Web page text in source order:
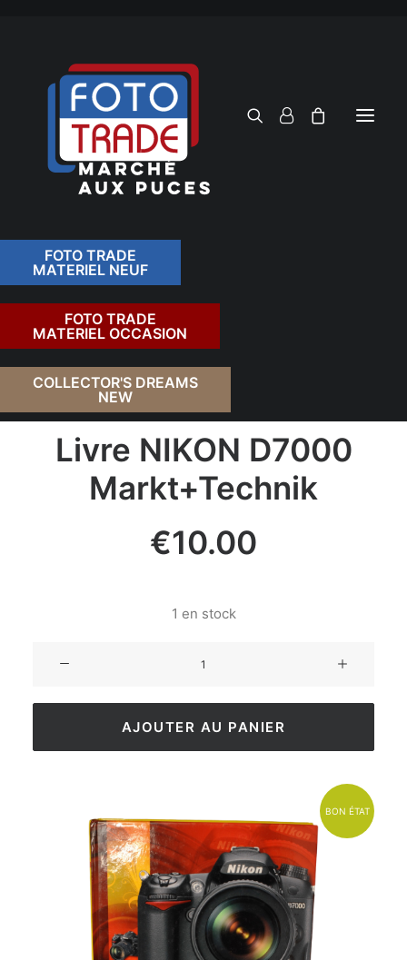
FOTO TRADE
MATERIEL NEUF
FOTO TRADE
MATERIEL OCCASION
COLLECTOR'S DREAMS
NEW
RETOUR
Livre NIKON D7000
Markt+Technik
€10.00
1 en stock
AJOUTER AU PANIER
BON ÉTAT